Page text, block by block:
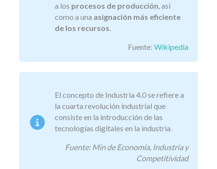
a los procesos de producción, así
como a una asignación más eficiente
de los recursos.
Fuente: Wikipedia
El concepto de Industria 4.0 se refiere a
la cuarta revolución industrial que
consiste en la introducción de las
tecnologías digitales en la industria.
Fuente: Min de Economía, Industria y
Competitividad